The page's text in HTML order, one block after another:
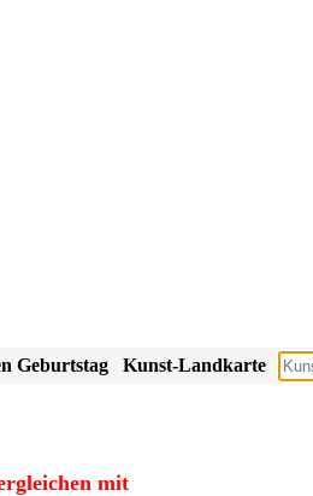
Kunst-Landkarte
Geburtstag
mit